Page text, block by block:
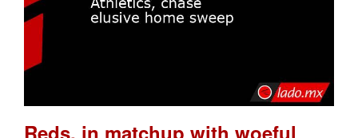
Reds, in matchup with woeful